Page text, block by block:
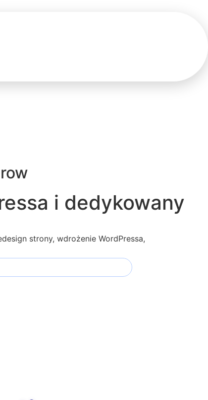
i dedykowany
strony, wdrożenie WordPressa,